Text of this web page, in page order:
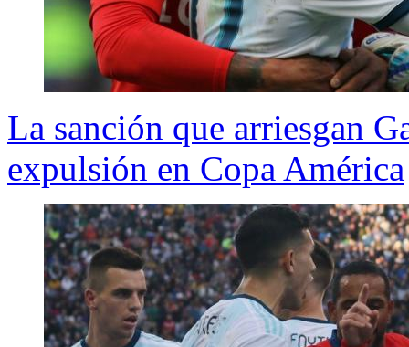
La sanción que arriesgan
expulsión en Copa América